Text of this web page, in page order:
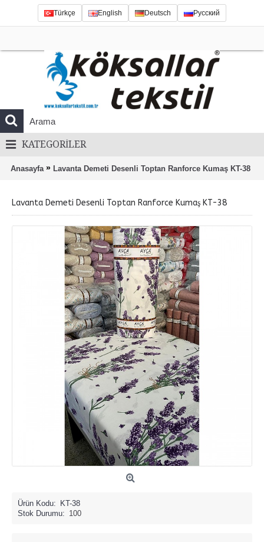
Türkçe English Deutsch Русский
KATEGORILER
Anasayfa » Lavanta Demeti Desenli Toptan Ranforce Kumaş KT-38
Lavanta Demeti Desenli Toptan Ranforce Kumaş KT-38
Ürün Kodu:
KT-38
Stok Durumu: 100